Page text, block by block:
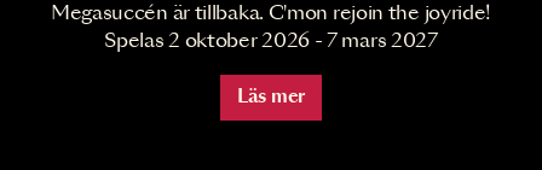
Megasuccén är tillbaka. C'mon rejoin the joyride!
Spelas 2 oktober 2026 - 7 mars 2027
Läs mer